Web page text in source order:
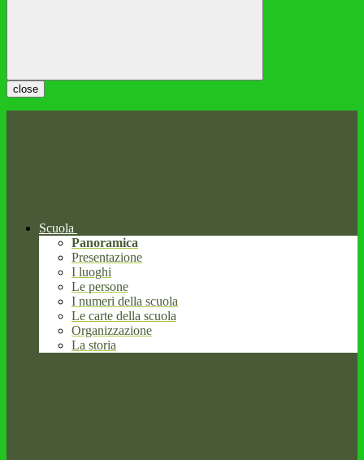
close
Scuola
Panoramica
Presentazione
I luoghi
Le persone
I numeri della scuola
Le carte della scuola
Organizzazione
La storia